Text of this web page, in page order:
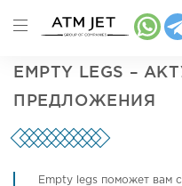
EMPTY LEGS –
ПРЕДЛОЖЕНИЯ
Empty legs поможет вам